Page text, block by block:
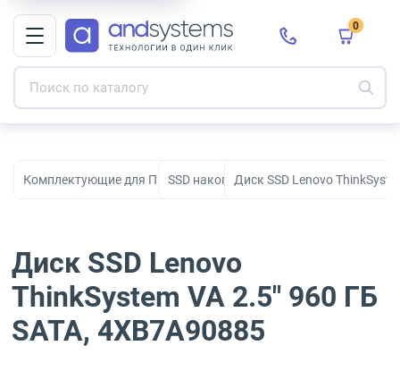
0
Комплектующие для ПК, сборки и модернизации
SSD накопителиДиск SSD Lenovo
Диск SSD Lenovo
ThinkSystem VA 2.5" 960 ГБ
SATA, 4XB7A90885